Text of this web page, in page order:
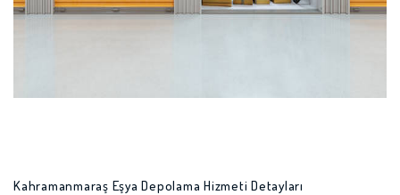
Kahramanmaraş Eşya Depolama Hizmeti Detayları